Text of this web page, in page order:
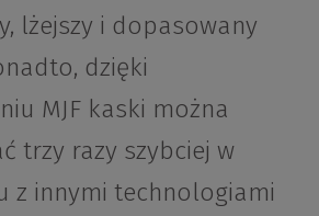
lżejszy i dopasowany
dzięki
MJF kaski można
trzy razy szybciej w
z innymi technologiami